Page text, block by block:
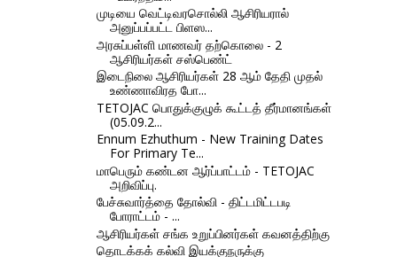
முடியை வெட்டிவரசொல்லி ஆசிரியரால்
அனுப்பப்பட்ட பிளஸ...
அரசுப்பள்ளி மாணவர் தற்கொலை - 2
ஆசிரியர்கள் சஸ்பெண்ட்
இடைநிலை ஆசிரியர்கள் 28 ஆம் தேதி முதல்
உண்ணாவிரத போ...
TETOJAC பொதுக்குழுக் கூட்டத் தீர்மானங்கள்
(05.09.2...
Ennum Ezhuthum - New Training Dates
For Primary Te...
மாபெரும் கண்டன ஆர்ப்பாட்டம் - TETOJAC
அறிவிப்பு.
பேச்சுவார்த்தை தோல்வி - திட்டமிட்டபடி
போராட்டம் - ...
ஆசிரியர்கள் சங்க உறுப்பினர்கள் கவனத்திற்கு
தொடக்கக் கல்வி இயக்குநருக்கு